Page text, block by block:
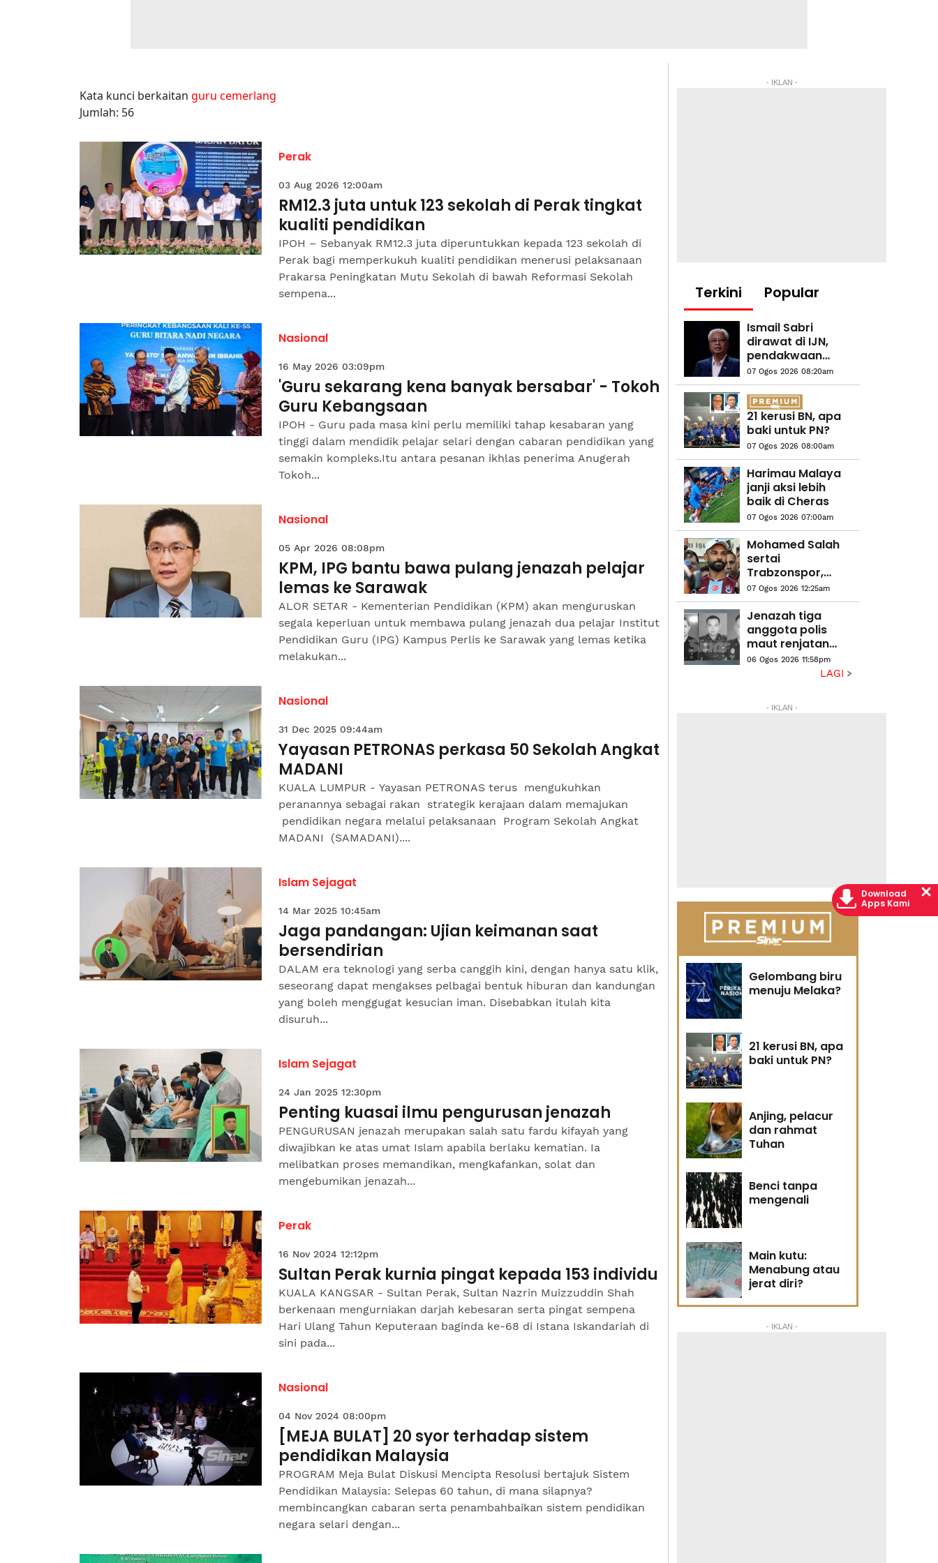
Kata kunci berkaitan guru cemerlang
Jumlah: 56
Perak
03 Aug 2026 12:00am
RM12.3 juta untuk 123 sekolah di Perak tingkat
kualiti pendidikan
IPOH – Sebanyak RM12.3 juta diperuntukkan kepada 123 sekolah di
Perak bagi memperkukuh kualiti pendidikan menerusi pelaksanaan
Prakarsa Peningkatan Mutu Sekolah di bawah Reformasi Sekolah
sempena...
Nasional
16 May 2026 03:09pm
'Guru sekarang kena banyak bersabar' - Tokoh
Guru Kebangsaan
IPOH - Guru pada masa kini perlu memiliki tahap kesabaran yang
tinggi dalam mendidik pelajar selari dengan cabaran pendidikan yang
semakin kompleks.Itu antara pesanan ikhlas penerima Anugerah
Tokoh...
Nasional
05 Apr 2026 08:08pm
KPM, IPG bantu bawa pulang jenazah pelajar
lemas ke Sarawak
ALOR SETAR - Kementerian Pendidikan (KPM) akan menguruskan
segala keperluan untuk membawa pulang jenazah dua pelajar Institut
Pendidikan Guru (IPG) Kampus Perlis ke Sarawak yang lemas ketika
melakukan...
Nasional
31 Dec 2025 09:44am
Yayasan PETRONAS perkasa 50 Sekolah Angkat
MADANI
KUALA LUMPUR - Yayasan PETRONAS terus mengukuhkan
peranannya sebagai rakan strategik kerajaan dalam memajukan
pendidikan negara melalui pelaksanaan Program Sekolah Angkat
MADANI (SAMADANI)....
Islam Sejagat
14 Mar 2025 10:45am
Jaga pandangan: Ujian keimanan saat
bersendirian
DALAM era teknologi yang serba canggih kini, dengan hanya satu klik,
seseorang dapat mengakses pelbagai bentuk hiburan dan kandungan
yang boleh menggugat kesucian iman. Disebabkan itulah kita
disuruh...
Islam Sejagat
24 Jan 2025 12:30pm
Penting kuasai ilmu pengurusan jenazah
PENGURUSAN jenazah merupakan salah satu fardu kifayah yang
diwajibkan ke atas umat Islam apabila berlaku kematian. Ia
melibatkan proses memandikan, mengkafankan, solat dan
mengebumikan jenazah...
Perak
16 Nov 2024 12:12pm
Sultan Perak kurnia pingat kepada 153 individu
KUALA KANGSAR - Sultan Perak, Sultan Nazrin Muizzuddin Shah
berkenaan mengurniakan darjah kebesaran serta pingat sempena
Hari Ulang Tahun Keputeraan baginda ke-68 di Istana Iskandariah di
sini pada...
Nasional
04 Nov 2024 08:00pm
[MEJA BULAT] 20 syor terhadap sistem
pendidikan Malaysia
PROGRAM Meja Bulat Diskusi Mencipta Resolusi bertajuk Sistem
Pendidikan Malaysia: Selepas 60 tahun, di mana silapnya?
membincangkan cabaran serta penambahbaikan sistem pendidikan
negara selari dengan...
- IKLAN -
Terkini Popular
Ismail Sabri
dirawat di IJN,
pendakwaan
masih belum
ditetapkan
07 Ogos 2026 08:20am
21 kerusi BN, apa
baki untuk PN?
07 Ogos 2026 08:00am
Harimau Malaya
janji aksi lebih
baik di Cheras
07 Ogos 2026 07:00am
Mohamed Salah
sertai
Trabzonspor,
terima €17 juta
semusim
07 Ogos 2026 12:25am
Jenazah tiga
anggota polis
maut renjatan
elektrik akan
dibawa pulang ke
06 Ogos 2026 11:58pm
LAGI
- IKLAN -
Gelombang biru
menuju Melaka?
21 kerusi BN, apa
baki untuk PN?
Anjing, pelacur
dan rahmat
Tuhan
Benci tanpa
mengenali
Main kutu:
Menabung atau
jerat diri?
- IKLAN -
Download
Apps Kami